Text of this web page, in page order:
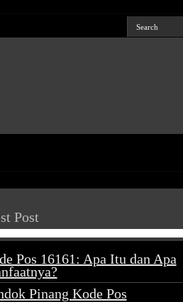
Post
Pos 16161: Apa Itu dan Apa
Pinang Kode Pos